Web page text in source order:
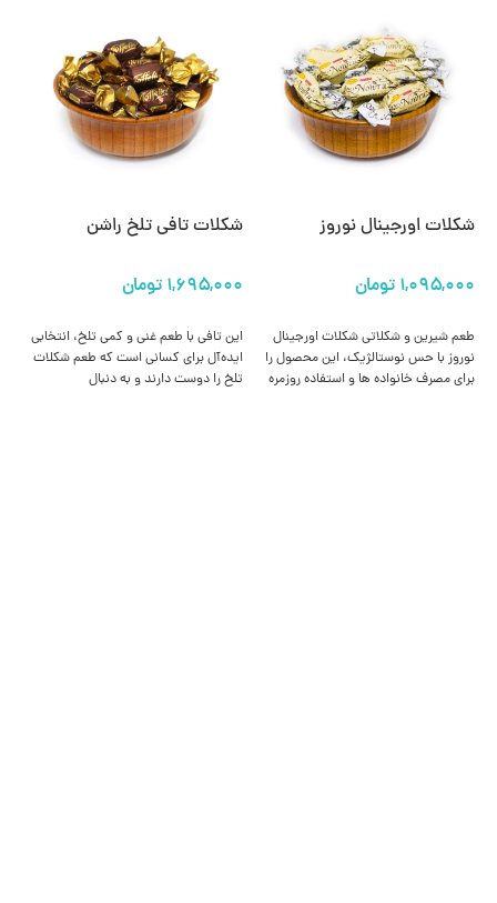
شکلات اورجینال نوروز
طعم شیرین و شکلاتی شکلات اورجینال
نوروز با حس نوستالژیک، این محصول را
برای مصرف خانواده‌ ها و استفاده روزمره
شکلات تافی تلخ راشن
این تافی با طعم غنی و کمی تلخ، انتخابی
ایده‌آل برای کسانی است که طعم شکلات
تلخ را دوست دارند و به دنبال